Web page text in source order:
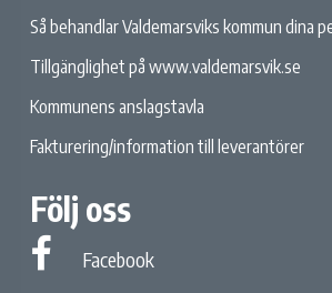
Så behandlar Valdemarsviks kommun dina
Tillgänglighet på www.valdemarsvik.se
Kommunens anslagstavla
Fakturering/information till leverantörer
Följ oss
Facebook
Facebook